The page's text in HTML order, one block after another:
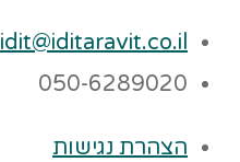
idit@iditaravit.co.il
050-6289020
הצהרת נגישות